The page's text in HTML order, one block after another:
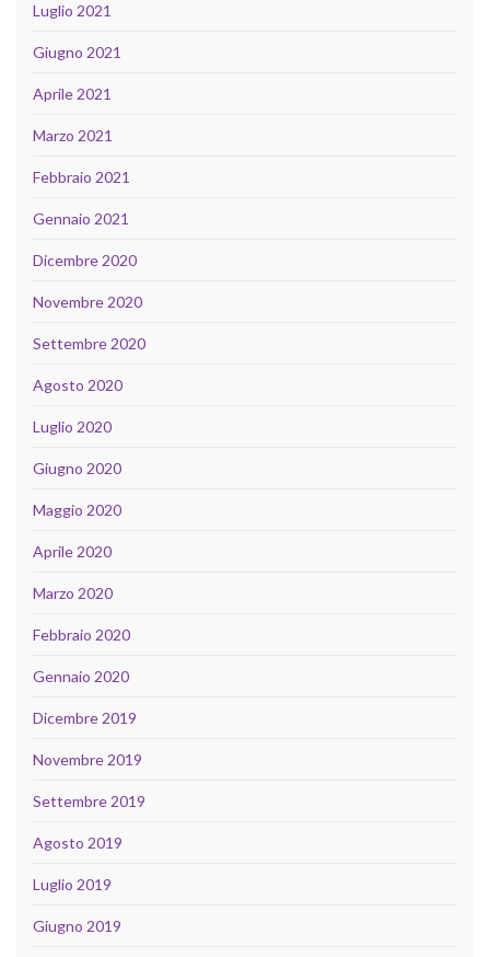
Luglio 2021
Giugno 2021
Aprile 2021
Marzo 2021
Febbraio 2021
Gennaio 2021
Dicembre 2020
Novembre 2020
Settembre 2020
Agosto 2020
Luglio 2020
Giugno 2020
Maggio 2020
Aprile 2020
Marzo 2020
Febbraio 2020
Gennaio 2020
Dicembre 2019
Novembre 2019
Settembre 2019
Agosto 2019
Luglio 2019
Giugno 2019